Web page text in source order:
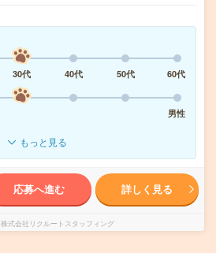
30代 40代 50代
60代
男性
もっと見る
応募へ進む 詳しく見る
株式会社リクルートスタッフィング